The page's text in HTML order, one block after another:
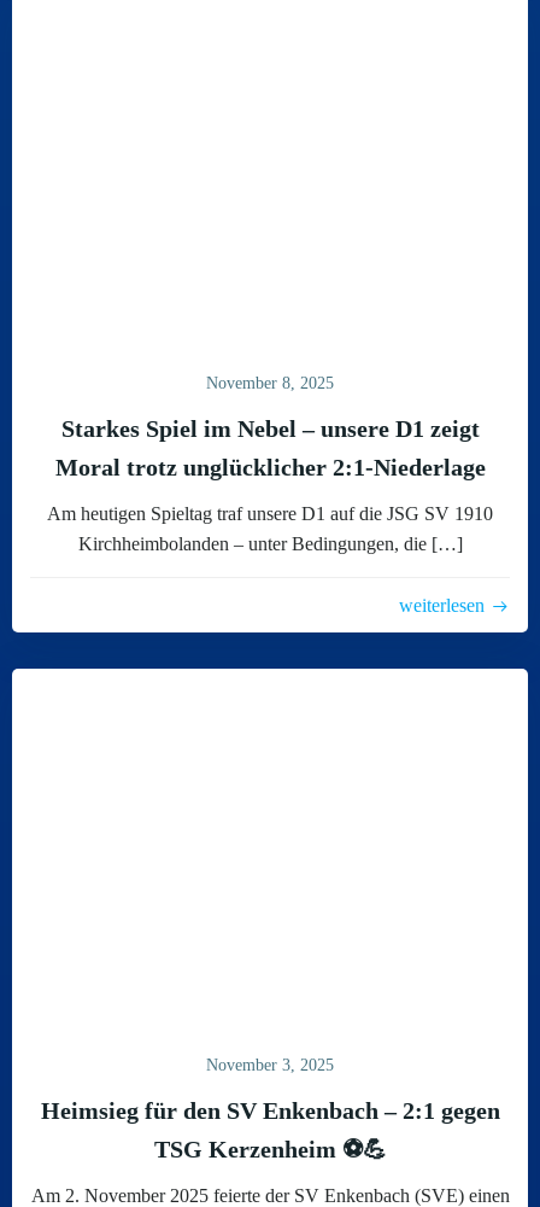
November 8, 2025
Starkes Spiel im Nebel – unsere D1 zeigt
Moral trotz unglücklicher 2:1-Niederlage
Am heutigen Spieltag traf unsere D1 auf die JSG SV 1910
Kirchheimbolanden – unter Bedingungen, die […]
weiterlesen
November 3, 2025
Heimsieg für den SV Enkenbach – 2:1 gegen
TSG Kerzenheim ⚽💪
Am 2. November 2025 feierte der SV Enkenbach (SVE) einen